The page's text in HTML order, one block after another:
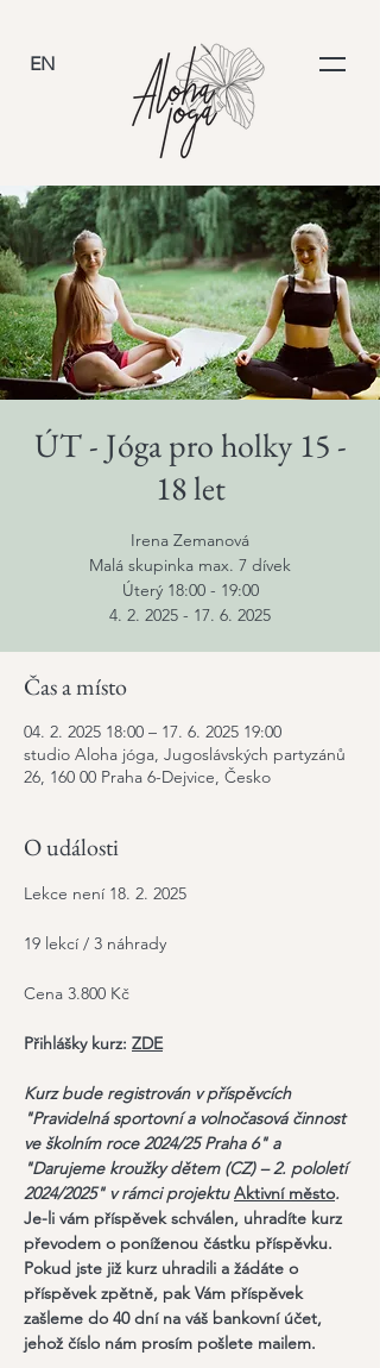
EN
ÚT - Jóga pro holky 15 -
18 let
Irena Zemanová
Malá skupinka max. 7 dívek
Úterý 18:00 - 19:00
4. 2. 2025 - 17. 6. 2025
Čas a místo
04. 2. 2025 18:00 – 17. 6. 2025 19:00
studio Aloha jóga, Jugoslávských partyzánů
26, 160 00 Praha 6-Dejvice, Česko
O události
Lekce není 18. 2. 2025
19 lekcí / 3 náhrady
Cena 3.800 Kč
Přihlášky kurz: ZDE
Kurz bude registrován v příspěvcích
"Pravidelná sportovní a volnočasová činnost
ve školním roce 2024/25 Praha 6" a
"Darujeme kroužky dětem (CZ) – 2. pololetí
2024/2025" v rámci projektu Aktivní město.
Je-li vám příspěvek schválen, uhradíte kurz
převodem o poníženou částku příspěvku.
Pokud jste již kurz uhradili a žádáte o
příspěvek zpětně, pak Vám příspěvek
zašleme do 40 dní na váš bankovní účet,
jehož číslo nám prosím pošlete mailem.